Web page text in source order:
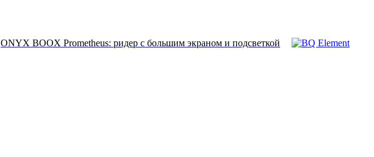
ONYX BOOX Prometheus: ридер с большим экраном и подсветкой